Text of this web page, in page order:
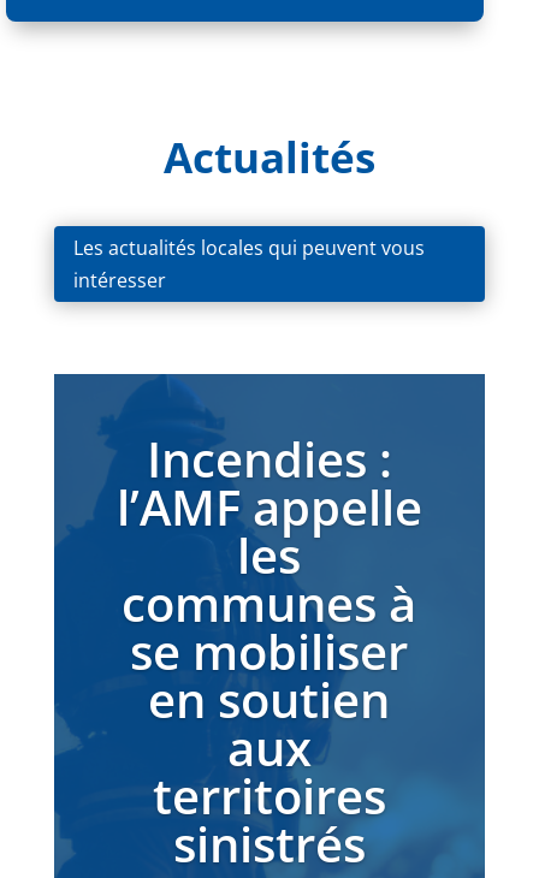
Actualités
Les actualités locales qui peuvent vous
intéresser
Incendies :
l’AMF appelle
les
communes à
se mobiliser
en soutien
aux
territoires
sinistrés